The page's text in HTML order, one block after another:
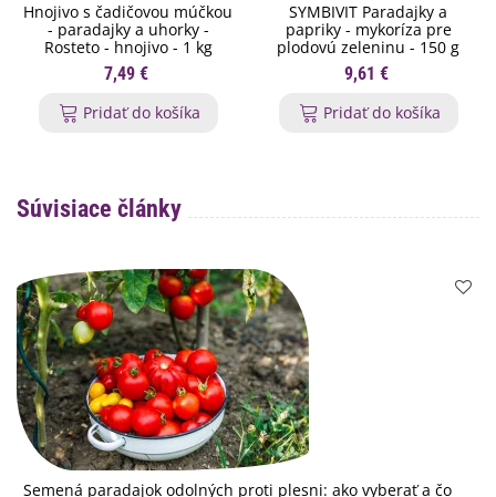
Hnojivo s čadičovou múčkou
- paradajky a uhorky -
Rosteto - hnojivo - 1 kg
7,49 €
Pridať do košíka
SYMBIVIT Paradajky a
papriky - mykoríza pre
plodovú zeleninu - 150 g
9,61 €
Pridať do košíka
Súvisiace články
Semená paradajok odolných proti plesni: ako vyberať a čo